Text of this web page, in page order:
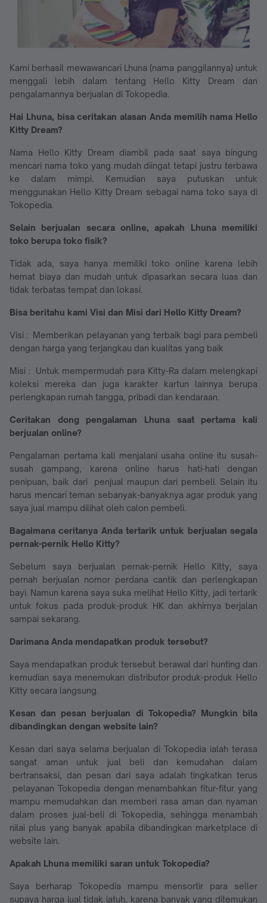
Kami berhasil mewawancari Lhuna (nama panggilannya) untuk
menggali lebih dalam tentang Hello Kitty Dream dan
pengalamannya berjualan di Tokopedia.
Hai Lhuna, bisa ceritakan alasan Anda memilih nama Hello
Kitty Dream?
Nama Hello Kitty Dream diambil pada saat saya bingung
mencari nama toko yang mudah diingat tetapi justru terbawa
ke dalam mimpi. Kemudian saya putuskan untuk
menggunakan Hello Kitty Dream sebagai nama toko saya di
Tokopedia.
Selain berjualan secara online, apakah Lhuna memiliki
toko berupa toko fisik?
Tidak ada, saya hanya memiliki toko online karena lebih
hemat biaya dan mudah untuk dipasarkan secara luas dan
tidak terbatas tempat dan lokasi.
Bisa beritahu kami Visi dan Misi dari Hello Kitty Dream?
Visi : Memberikan pelayanan yang terbaik bagi para pembeli
dengan harga yang terjangkau dan kualitas yang baik
Misi : Untuk mempermudah para Kitty-Ra dalam melengkapi
koleksi mereka dan juga karakter kartun lainnya berupa
perlengkapan rumah tangga, pribadi dan kendaraan.
Ceritakan dong pengalaman Lhuna saat pertama kali
berjualan online?
Pengalaman pertama kali menjalani usaha online itu susah-
susah gampang, karena online harus hati-hati dengan
penipuan, baik dari penjual maupun dari pembeli. Selain itu
harus mencari teman sebanyak-banyaknya agar produk yang
saya jual mampu dilihat oleh calon pembeli.
Bagaimana ceritanya Anda tertarik untuk berjualan segala
pernak-pernik Hello Kitty?
Sebelum saya berjualan pernak-pernik Hello Kitty, saya
pernah berjualan nomor perdana cantik dan perlengkapan
bayi. Namun karena saya suka melihat Hello Kitty, jadi tertarik
untuk fokus pada produk-produk HK dan akhirnya berjalan
sampai sekarang.
Darimana Anda mendapatkan produk tersebut?
Saya mendapatkan produk tersebut berawal dari hunting dan
kemudian saya menemukan distributor produk-produk Hello
Kitty secara langsung.
Kesan dan pesan berjualan di Tokopedia? Mungkin bila
dibandingkan dengan website lain?
Kesan dari saya selama berjualan di Tokopedia ialah terasa
sangat aman untuk jual beli dan kemudahan dalam
bertransaksi, dan pesan dari saya adalah tingkatkan terus
pelayanan Tokopedia dengan menambahkan fitur-fitur yang
mampu memudahkan dan memberi rasa aman dan nyaman
dalam proses jual-beli di Tokopedia, sehingga menambah
nilai plus yang banyak apabila dibandingkan marketplace di
website lain.
Apakah Lhuna memiliki saran untuk Tokopedia?
Saya berharap Tokopedia mampu mensortir para seller
supaya harga jual tidak jatuh, karena banyak yang ditemukan